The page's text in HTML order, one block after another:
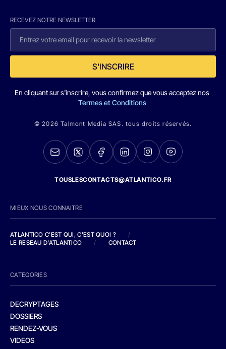
RECEVEZ NOTRE NEWSLETTER
S'INSCRIRE
En cliquant sur s'inscrire, vous confirmez que vous acceptez nos
Termes et Conditions
© 2026 Talmont Media SAS. tous droits réservés.
TOUSLESCONTACTS@ATLANTICO.FR
MIEUX NOUS CONNAITRE
ATLANTICO C'EST QUI, C'EST QUOI ?
/
LE RESEAU D'ATLANTICO
/ CONTACT
CATEGORIES
DECRYPTAGES
DOSSIERS
RENDEZ-VOUS
VIDEOS